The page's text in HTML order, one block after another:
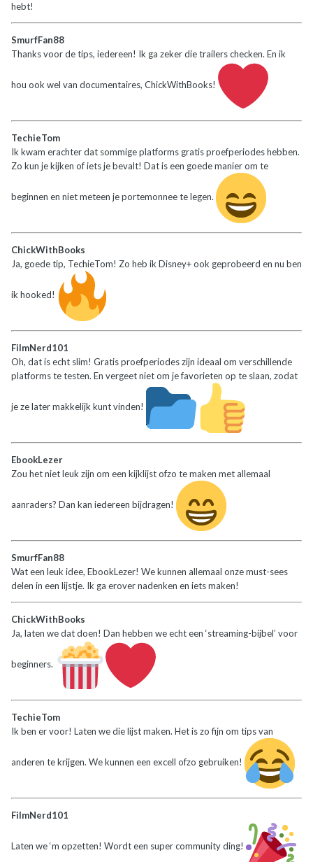
hebt!
SmurfFan88
Thanks voor de tips, iedereen! Ik ga zeker die trailers checken. En ik
hou ook wel van documentaires, ChickWithBooks!
TechieTom
Ik kwam erachter dat sommige platforms gratis proefperiodes hebben.
Zo kun je kijken of iets je bevalt! Dat is een goede manier om te
beginnen en niet meteen je portemonnee te legen.
ChickWithBooks
Ja, goede tip, TechieTom! Zo heb ik Disney+ ook geprobeerd en nu ben
ik hooked!
FilmNerd101
Oh, dat is echt slim! Gratis proefperiodes zijn ideaal om verschillende
platforms te testen. En vergeet niet om je favorieten op te slaan, zodat
je ze later makkelijk kunt vinden!
EbookLezer
Zou het niet leuk zijn om een kijklijst ofzo te maken met allemaal
aanraders? Dan kan iedereen bijdragen!
SmurfFan88
Wat een leuk idee, EbookLezer! We kunnen allemaal onze must-sees
delen in een lijstje. Ik ga erover nadenken en iets maken!
ChickWithBooks
Ja, laten we dat doen! Dan hebben we echt een ‘streaming-bijbel’ voor
beginners.
TechieTom
Ik ben er voor! Laten we die lijst maken. Het is zo fijn om tips van
anderen te krijgen. We kunnen een excell ofzo gebruiken!
FilmNerd101
Laten we ‘m opzetten! Wordt een super community ding!